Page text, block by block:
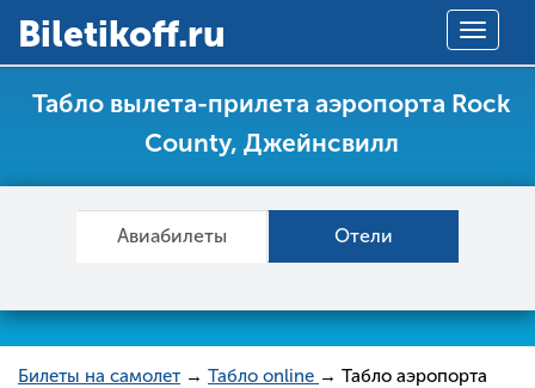
Toggle
Вiletikoff.ru
Табло вылета-прилета аэропорта Rock
County, Джейнсвилл
Авиабилеты Отели
Билеты на самолет → Табло online → Табло аэропорта